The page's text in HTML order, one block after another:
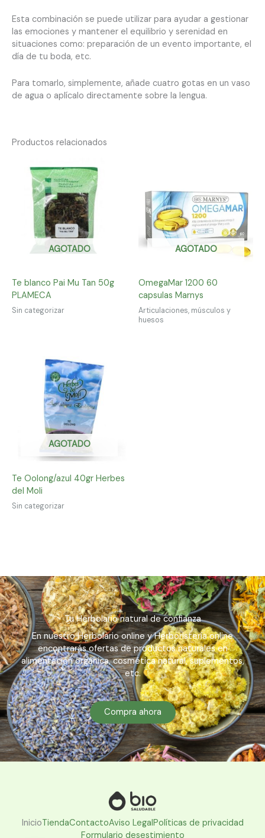
Esta combinación se puede utilizar para ayudar a gestionar
las emociones y mantener el equilibrio y serenidad en
situaciones como: preparación de un evento importante, el
día de tu boda, etc.
Para tomarlo, simplemente, añade cuatro gotas en un vaso
de agua o aplícalo directamente sobre la lengua.
Productos relacionados
AGOTADO
Te blanco Pai Mu Tan 50g
PLAMECA
Sin categorizar
AGOTADO
OmegaMar 1200 60
capsulas Marnys
Articulaciones, músculos y
huesos
AGOTADO
Te Oolong/azul 40gr Herbes
del Moli
Sin categorizar
Tu Herbolario natural de confianza
En nuestro Herbolario online y Herboristería online
encontrarás ofertas de productos naturales en
alimentación orgánica, cosmética natural, suplementos,
etc.
Compra ahora
InicioTiendaContactoAviso LegalPolíticas de privacidad
Formulario desestimiento